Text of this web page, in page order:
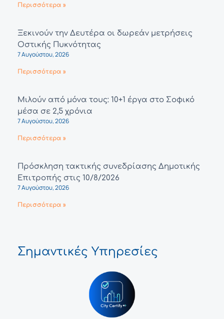
Περισσότερα »
Ξεκινούν την Δευτέρα οι δωρεάν μετρήσεις
Οστικής Πυκνότητας
7 Αυγούστου, 2026
Περισσότερα »
Μιλούν από μόνα τους: 10+1 έργα στο Σοφικό
μέσα σε 2,5 χρόνια
7 Αυγούστου, 2026
Περισσότερα »
Πρόσκληση τακτικής συνεδρίασης Δημοτικής
Επιτροπής στις 10/8/2026
7 Αυγούστου, 2026
Περισσότερα »
Σημαντικές Υπηρεσίες